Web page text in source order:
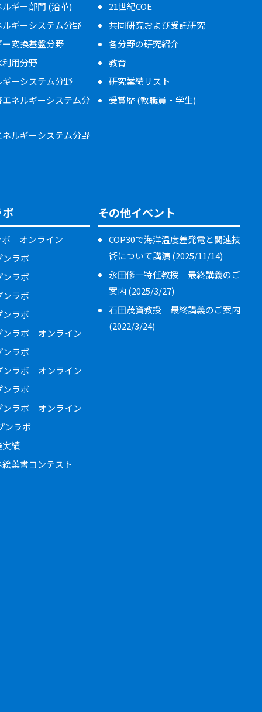
ギー部門 (沿革)
ギーシステム分野
変換基盤分野
用分野
ーシステム分野
ネルギーシステム分
ルギーシステム分野
21世紀COE
共同研究および受託研究
各分野の研究紹介
教育
研究業績リスト
受賞歴 (教職員・学生)
ボ オンライン
ンラボ
ンラボ
ンラボ
ンラボ
ンラボ オンライン
ンラボ
ンラボ オンライン
ンラボ
ンラボ オンライン
ンラボ
実績
葉書コンテスト
その他イベント
COP30で海洋温度差発電と関連技
術について講演 (2025/11/14)
永田修一特任教授 最終講義のご
案内 (2025/3/27)
石田茂資教授 最終講義のご案内
(2022/3/24)